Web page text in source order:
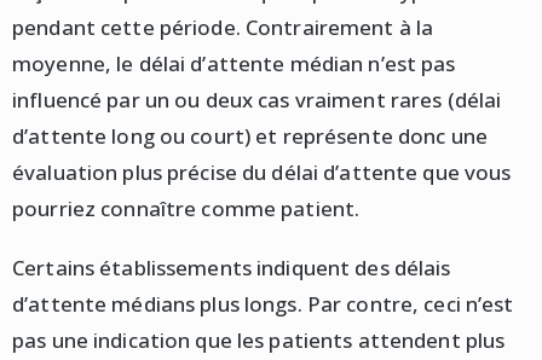
pendant cette période. Contrairement à la
moyenne, le délai d’attente médian n’est pas
influencé par un ou deux cas vraiment rares (délai
d’attente long ou court) et représente donc une
évaluation plus précise du délai d’attente que vous
pourriez connaître comme patient.
Certains établissements indiquent des délais
d’attente médians plus longs. Par contre, ceci n’est
pas une indication que les patients attendent plus